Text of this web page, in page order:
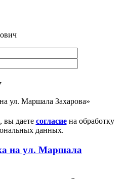
ул. Маршала Захарова»
даете согласиена обработку
данных.
на ул. Маршала